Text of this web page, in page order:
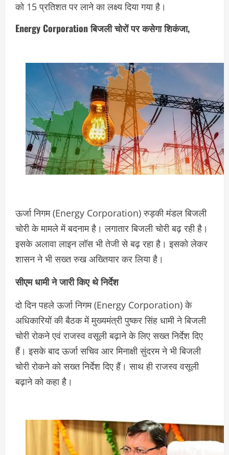
को 15 प्रतिशत पर लाने का लक्ष्य दिया गया है।
Energy Corporation बिजली चोरों पर कसेगा शिकंजा,
ऊर्जा निगम (Energy Corporation) रुड़की मंडल बिजली
चोरी के मामले में बदनाम है। लगातार बिजली चोरी बढ़ रही है।
इसके अलावा लाइन लॉस भी तेजी से बढ़ रहा है। इसको लेकर
शासन ने भी सख्त रुख अख्तियार कर लिया है।
सीएम धामी ने जारी किए थे निर्देश
दो दिन पहले ऊर्जा निगम (Energy Corporation) के
अधिकारियों की बैठक में मुख्यमंत्री पुष्कर सिंह धामी ने बिजली
चोरी रोकने एवं राजस्व वसूली बढ़ाने के लिए सख्त निर्देश दिए
हैं। इसके बाद ऊर्जा सचिव आर मिनाक्षी सुंदरम ने भी बिजली
चोरी रोकने को सख्त निर्देश दिए हैं। साथ ही राजस्व वसूली
बढ़ाने को कहा है।